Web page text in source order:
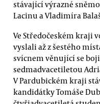
stávající výrazné
Lacinu a Vladimíra
Ve Středočeském kraji
vyslali až z šestého
svícnem věnující se
sedmadvacetiletou
V Pardubickém kraji
kandidátky Tomáše